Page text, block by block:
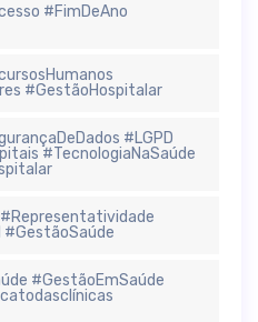
#FimDeAno
#GestãoHospitalar
#LGPD
#TecnologiaNaSaúde
#Representatividade
#GestãoEmSaúde